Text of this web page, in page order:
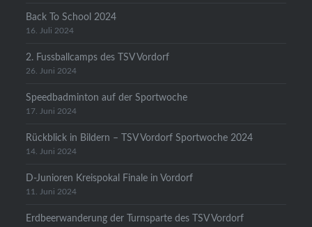
Back To School 2024
16. Juli 2024
2. Fussballcamps des TSV Vordorf
26. Juni 2024
Speedbadminton auf der Sportwoche
17. Juni 2024
Rückblick in Bildern – TSV Vordorf Sportwoche 2024
14. Juni 2024
D-Junioren Kreispokal Finale in Vordorf
11. Juni 2024
Erdbeerwanderung der Turnsparte des TSV Vordorf